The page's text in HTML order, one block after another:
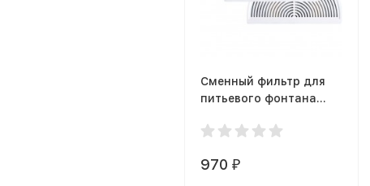
Сменный фильтр для
питьевого фонтана
970 ₽